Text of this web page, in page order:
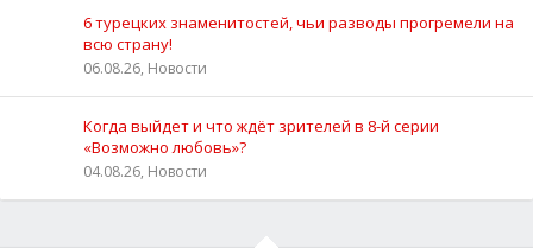
6 турецких знаменитостей, чьи разводы прогремели на
всю страну!
06.08.26, Новости
Когда выйдет и что ждёт зрителей в 8-й серии
«Возможно любовь»?
04.08.26, Новости